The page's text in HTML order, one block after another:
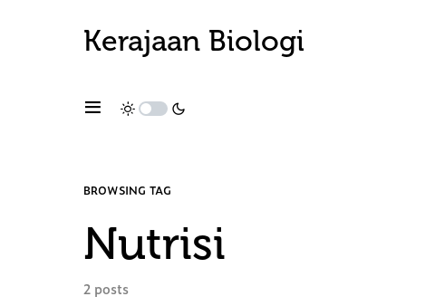
Kerajaan Biologi
BROWSING TAG
Nutrisi
2 posts